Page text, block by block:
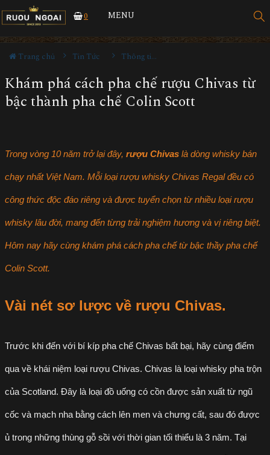
0 MENU
Trang chủ Tin Tức Thông tin Rượu ngoại
Khám phá cách pha chế rượu Chivas từ
bậc thành pha chế Colin Scott
Trong vòng 10 năm trở lại đây, rượu Chivas là dòng whisky bán
chạy nhất Việt Nam. Mỗi loại rượu whisky Chivas Regal đều có
công thức độc đáo riêng và được tuyển chọn từ nhiều loại rượu
whisky lâu đời, mang đến từng trải nghiệm hương và vị riêng biệt.
Hôm nay hãy cùng khám phá cách pha chế từ bậc thầy pha chế
Colin Scott.
Vài nét sơ lược về rượu Chivas.
Trước khi đến với bí kíp pha chế Chivas bất bại, hãy cùng điểm
qua về khái niệm loại rượu Chivas. Chivas là loại whisky pha trộn
của Scotland. Đây là loại đồ uống có cồn được sản xuất từ ngũ
cốc và mạch nha bằng cách lên men và chưng cất, sau đó được
ủ trong những thùng gỗ sồi với thời gian tối thiểu là 3 năm. Tại